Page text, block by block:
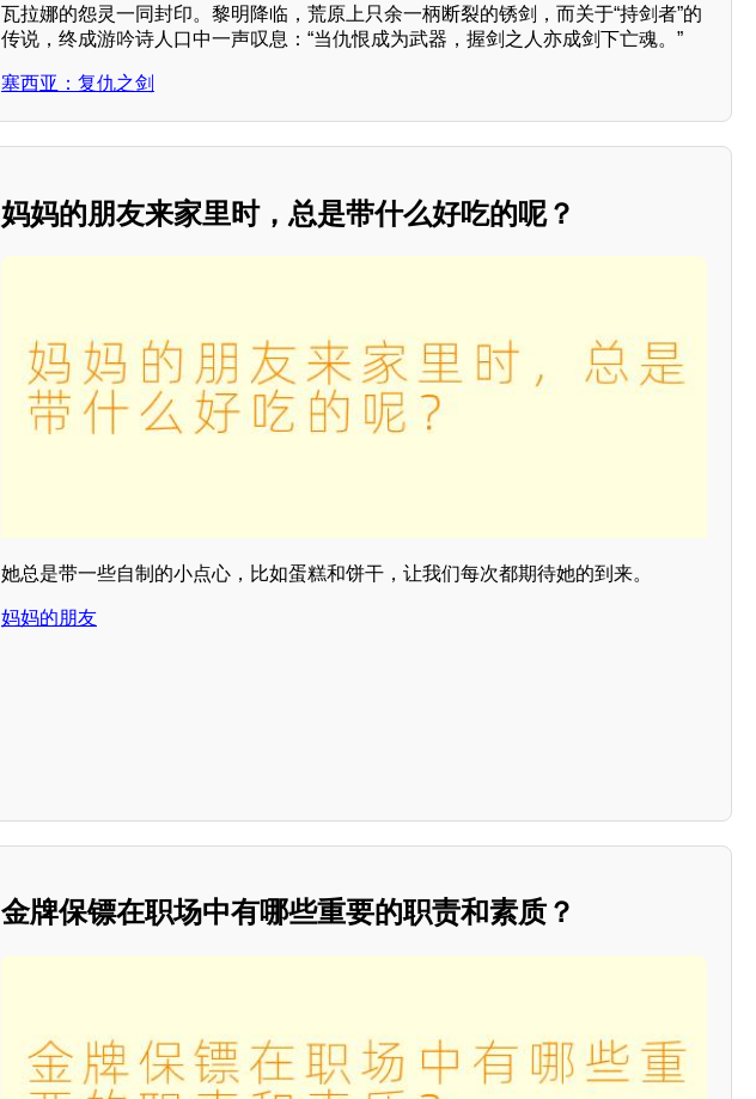
瓦拉娜的怨灵一同封印。黎明降临，荒原上只余一柄断裂的锈剑，而关于“持剑者”的
传说，终成游吟诗人口中一声叹息：“当仇恨成为武器，握剑之人亦成剑下亡魂。”
塞西亚：复仇之剑
妈妈的朋友来家里时，总是带什么好吃的呢？
她总是带一些自制的小点心，比如蛋糕和饼干，让我们每次都期待她的到来。
妈妈的朋友
金牌保镖在职场中有哪些重要的职责和素质？